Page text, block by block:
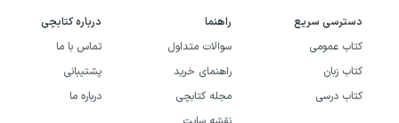
قابل‌دنبال‌کردن می‌سازد.
خرید کتاب آرتمیس فاول و ماجرای
شمال به چه کسانی پیشنهاد
می‌شود؟
دسترسی سریع
کتاب عمومی
کتاب زبان
کتاب درسی
راهنما
سوالات متداول
راهنمای خرید
مجله کتابچی
درباره کتابچی
تماس با ما
پشتیبانی
درباره ما